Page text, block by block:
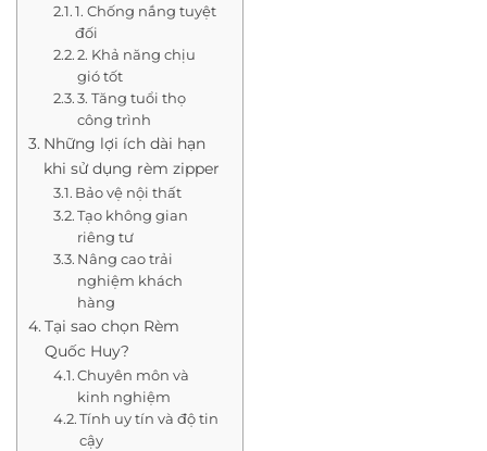
1. Chống nắng tuyệt
đối
2. Khả năng chịu
gió tốt
3. Tăng tuổi thọ
công trình
Những lợi ích dài hạn
khi sử dụng rèm zipper
Bảo vệ nội thất
Tạo không gian
riêng tư
Nâng cao trải
nghiệm khách
hàng
Tại sao chọn Rèm
Quốc Huy?
Chuyên môn và
kinh nghiệm
Tính uy tín và độ tin
cậy